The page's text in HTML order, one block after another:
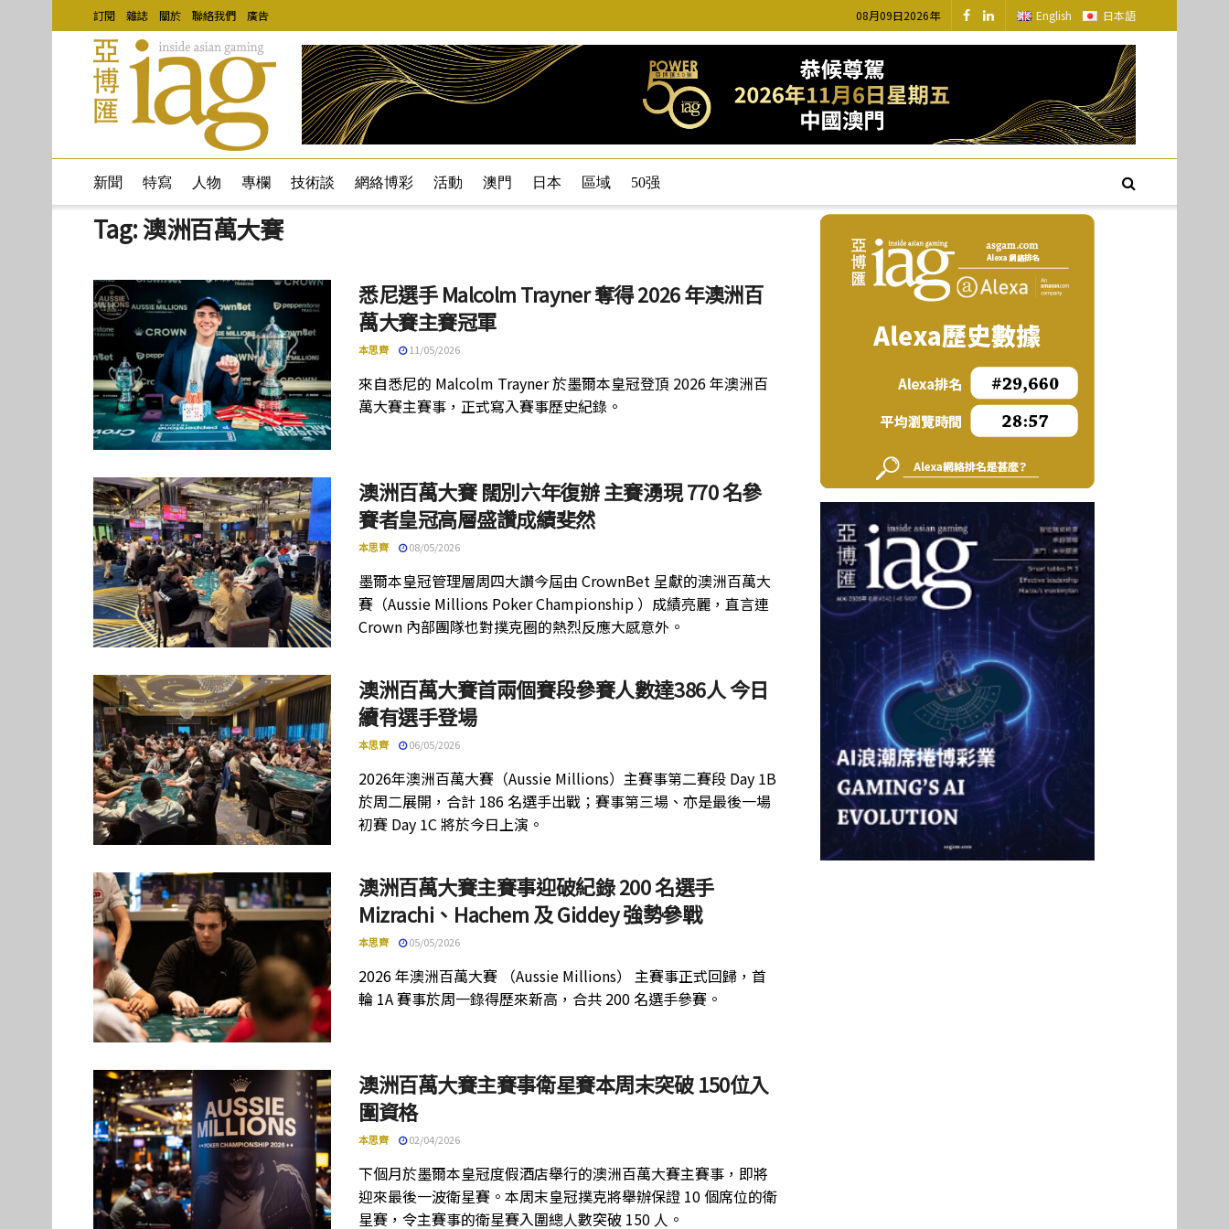
訂閱 雜誌 關於 聯絡我們 廣告 08月09日2026年 English 日本語
新聞 特寫 人物 專欄 技術談 網絡博彩 活動 澳門 日本 區域 50强
Tag:澳洲百萬大賽
悉尼選手 Malcolm Trayner 奪得 2026 年澳洲百
萬大賽主賽冠軍
本思齊 11/05/2026
來自悉尼的 Malcolm Trayner 於墨爾本皇冠登頂 2026 年澳洲百
萬大賽主賽事，正式寫入賽事歷史紀錄。
澳洲百萬大賽 闊別六年復辦 主賽湧現 770 名參
賽者皇冠高層盛讚成績斐然
本思齊 08/05/2026
墨爾本皇冠管理層周四大讚今屆由 CrownBet 呈獻的澳洲百萬大
賽（Aussie Millions Poker Championship ）成績亮麗，直言連
Crown 內部團隊也對撲克圈的熱烈反應大感意外。
澳洲百萬大賽首兩個賽段參賽人數達386人 今日
續有選手登場
本思齊 06/05/2026
2026年澳洲百萬大賽（Aussie Millions）主賽事第二賽段 Day 1B
於周二展開，合計 186 名選手出戰；賽事第三場、亦是最後一場
初賽 Day 1C 將於今日上演。
澳洲百萬大賽主賽事迎破紀錄 200 名選手
Mizrachi、Hachem 及 Giddey 強勢參戰
本思齊 05/05/2026
2026 年澳洲百萬大賽 （Aussie Millions） 主賽事正式回歸，首
輪 1A 賽事於周一錄得歷來新高，合共 200 名選手參賽。
澳洲百萬大賽主賽事衛星賽本周末突破 150位入
圍資格
本思齊 02/04/2026
下個月於墨爾本皇冠度假酒店舉行的澳洲百萬大賽主賽事，即將
迎來最後一波衛星賽。本周末皇冠撲克將舉辦保證 10 個席位的衛
星賽，令主賽事的衛星賽入圍總人數突破 150 人。